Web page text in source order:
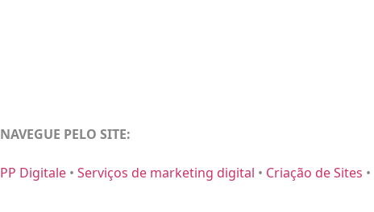
NAVEGUE PELO SITE:
PP Digitale • Serviços de marketing digital • Criação de Sites •